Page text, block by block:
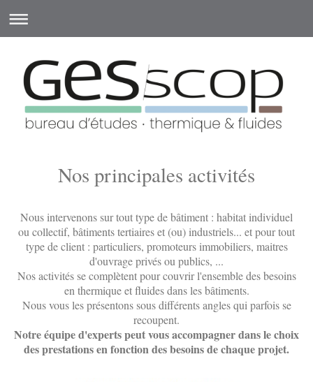
Nos principales activités
Nous intervenons sur tout type de bâtiment : habitat individuel
ou collectif, bâtiments tertiaires et (ou) industriels... et pour tout
type de client : particuliers, promoteurs immobiliers, maitres
d'ouvrage privés ou publics, ...
Nos activités se complètent pour couvrir l'ensemble des besoins
en thermique et fluides dans les bâtiments.
Nous vous les présentons sous différents angles qui parfois se
recoupent.
Notre équipe d'experts peut vous accompagner dans le choix
des prestations en fonction des besoins de chaque projet.